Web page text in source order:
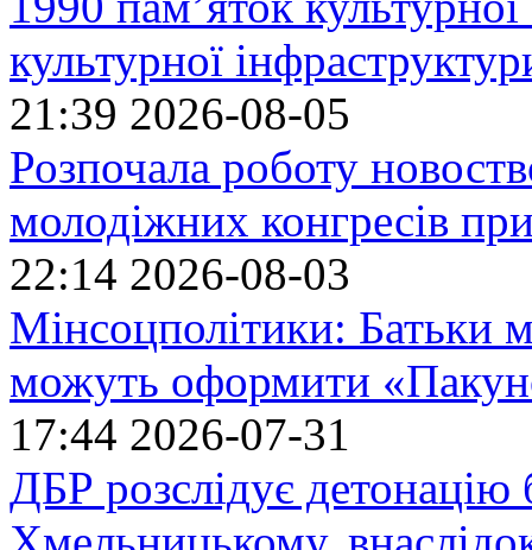
культурної
21:39 2026-08-05
Розпочала роботу
молодіжних конгресів
22:14 2026-08-03
Мінсоцполітики: Батьки
можуть оформити
17:44 2026-07-31
ДБР розслідує детонацію